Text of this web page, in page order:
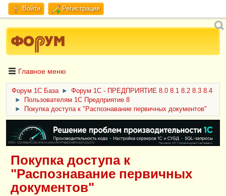
Войти Регистрация
Главное меню
Форум 1C База ►
Форум 1С - ПРЕДПРИЯТИЕ 8.0 8.1 8.2 8.3 8.4
►
Пользователям 1С Предприятие 8
►
Покупка доступа к "Распознавание первичных документов"
ERID: CQH36pWzJqVJD4xVLsnhcU4hVPNjkBZe8KKxjJiYySyZAz
Покупка доступа к
"Распознавание первичных
документов"